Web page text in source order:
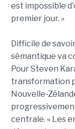
est impossible
premier jour. »
Difficile de
sémantique va
Pour Steven
transformation
Nouvelle-
centrale. « Les